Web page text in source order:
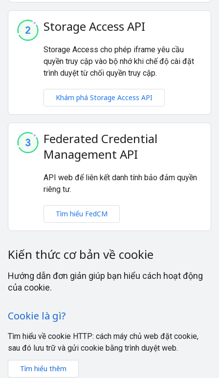
Storage Access API
Storage Access cho phép iframe yêu cầu
quyền truy cập vào bộ nhớ khi chế độ cài đặt
trình duyệt từ chối quyền truy cập.
Khám phá Storage Access API
Federated Credential
Management API
API web để liên kết danh tính bảo đảm quyền
riêng tư.
Tìm hiểu FedCM
Kiến thức cơ bản về cookie
Hướng dẫn đơn giản giúp bạn hiểu cách hoạt động
của cookie.
Cookie là gì?
Tìm hiểu về cookie HTTP: cách máy chủ web đặt cookie,
sau đó lưu trữ và gửi cookie bằng trình duyệt web.
Tìm hiểu thêm